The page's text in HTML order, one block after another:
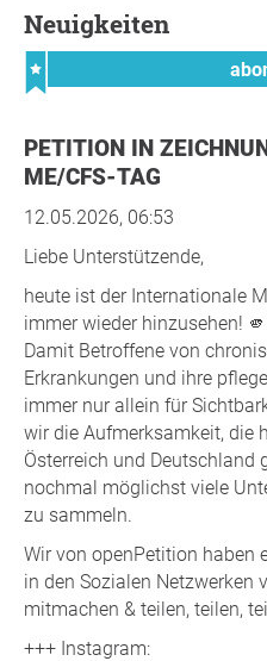
Neuigkeiten
PETITION IN ZEICHNUNG - INTERNATIONALER
ME/CFS-TAG
12.05.2026, 06:53
Liebe Unterstützende,
heute ist der Internationale
immer wieder hinzusehen! 🫵
Damit Betroffene von
Erkrankungen und ihre
immer nur allein für
wir die Aufmerksamkeit, die
Österreich und Deutschland
nochmal möglichst viele
zu sammeln.
Wir von openPetition haben
in den Sozialen Netzwerken
mitmachen & teilen, teilen,
+++ Instagram: